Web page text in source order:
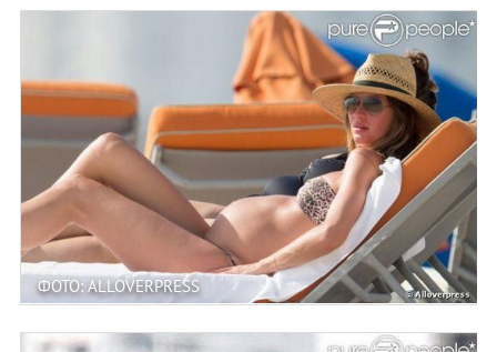
ФОТО: ALLOVERPRESS